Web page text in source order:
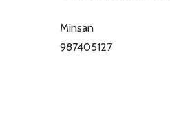
Minsan
987405127